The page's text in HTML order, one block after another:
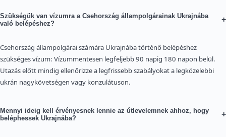
Szükségük van vízumra a Csehország állampolgárainak Ukrajnába
való belépéshez?
+
Csehország állampolgárai számára Ukrajnába történő belépéshez
szükséges vízum: Vízummentesen legfeljebb 90 napig 180 napon belül.
Utazás előtt mindig ellenőrizze a legfrissebb szabályokat a legközelebbi
ukrán nagykövetségen vagy konzulátuson.
Mennyi ideig kell érvényesnek lennie az útlevelemnek ahhoz, hogy
beléphessek Ukrajnába?
+